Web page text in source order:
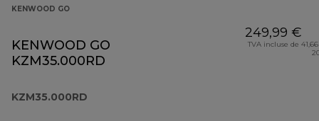
KENWOOD GO
KENWOOD GO
KZM35.000RD
KZM35.000RD
249,99 €
TVA incluse de